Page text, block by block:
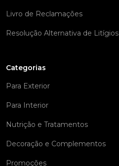
Livro de Reclamações
Resolução Alternativa de Litígios
Categorias
Para Exterior
Para Interior
Nutrição e Tratamentos
Decoração e Complementos
Promoções